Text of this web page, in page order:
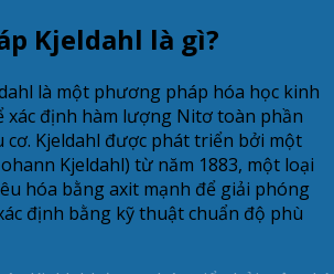
Kjeldahl là gì?
là một phương pháp hóa học kinh
xác định hàm lượng Nitơ toàn phần
cơ. Kjeldahl được phát triển bởi một
Kjeldahl) từ năm 1883, một loại
hóa bằng axit mạnh để giải phóng
định bằng kỹ thuật chuẩn độ phù